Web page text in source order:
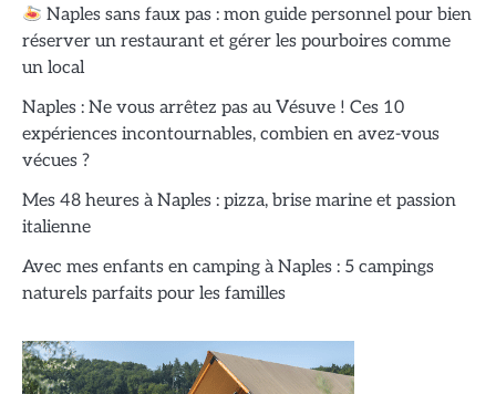
Naples sans faux pas : mon guide personnel pour bien
réserver un restaurant et gérer les pourboires comme
un local
Naples : Ne vous arrêtez pas au Vésuve ! Ces 10
expériences incontournables, combien en avez-vous
vécues ?
Mes 48 heures à Naples : pizza, brise marine et passion
italienne
Avec mes enfants en camping à Naples : 5 campings
naturels parfaits pour les familles